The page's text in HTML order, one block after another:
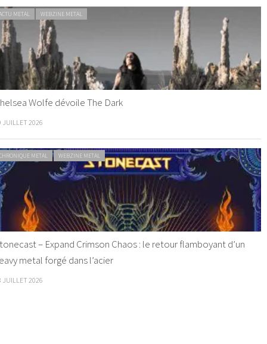
METAL WEBZINE METAL
Wolfe dévoile The Dark
JUILLET 2026
METAL WEBZINE METAL
– Expand Crimson Chaos : le retour flamboyant d’un
metal forgé dans l’acier
JUILLET 2026